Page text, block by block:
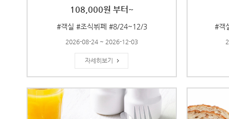
108,000원 부터~
#객실 #조식뷔페 #8/24~12/3
2026-08-24 ~ 2026-12-03
자세히보기
#객